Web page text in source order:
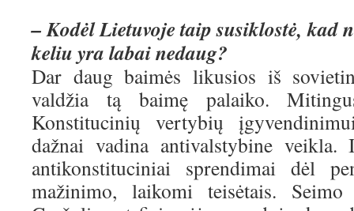
– Kodėl Lietuvoje taip susiklostė, kad
keliu yra labai nedaug?
Dar daug baimės likusios iš
valdžia tą baimę palaiko.
Konstitucinių vertybių
dažnai vadina antivalstybine
antikonstituciniai sprendimai dėl
mažinimo, laikomi teisėtais.